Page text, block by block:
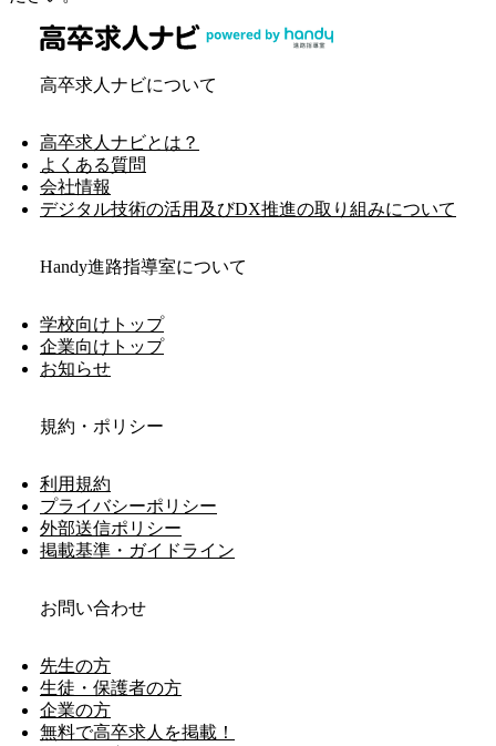
高卒求人ナビについて
高卒求人ナビとは？
よくある質問
会社情報
デジタル技術の活用及びDX推進の取り組みについて
Handy進路指導室について
学校向けトップ
企業向けトップ
お知らせ
規約・ポリシー
利用規約
プライバシーポリシー
外部送信ポリシー
掲載基準・ガイドライン
お問い合わせ
先生の方
生徒・保護者の方
企業の方
無料で高卒求人を掲載！